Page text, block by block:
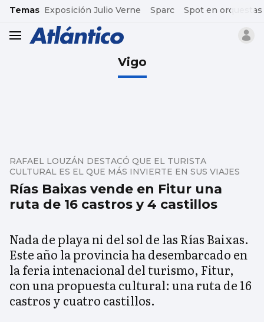
common.go-to-content
Temas Exposición Julio Verne Sparc Spot en orquestas
header.menu.open
Vigo
Rías Baixas vende en Fitur una
ruta de 16 castros y 4 castillos
RAFAEL LOUZÁN DESTACÓ QUE EL TURISTA
CULTURAL ES EL QUE MÁS INVIERTE EN SUS VIAJES
Nada de playa ni del sol de las Rías Baixas.
Este año la provincia ha desembarcado en
la feria intenacional del turismo, Fitur,
con una propuesta cultural: una ruta de 16
castros y cuatro castillos.